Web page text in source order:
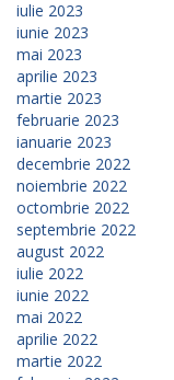
iulie 2023
iunie 2023
mai 2023
aprilie 2023
martie 2023
februarie 2023
ianuarie 2023
decembrie 2022
noiembrie 2022
octombrie 2022
septembrie 2022
august 2022
iulie 2022
iunie 2022
mai 2022
aprilie 2022
martie 2022